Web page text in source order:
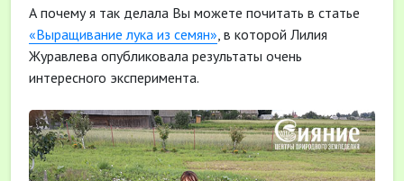
А почему я так делала Вы можете почитать в статье
«Выращивание лука из семян» , в которой Лилия
Журавлева опубликовала результаты очень
интересного эксперимента.